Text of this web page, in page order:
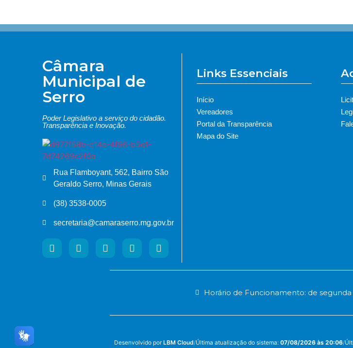
Câmara
Municipal de
Serro
Poder Legislativo a serviço do cidadão.
Transparência e Inovação.
Rua Flamboyant, 562, Bairro São
Geraldo Serro, Minas Gerais
(38) 3538-0005
secretaria@camaraserro.mg.gov.br
Links Essenciais
Início
Vereadores
Portal da Transparência
Mapa do Site
Horário de Funcionamento: de segunda
Desenvolvido porLBM Cloud/Última atualização do sistema: 07/08/2026 às 20:06/